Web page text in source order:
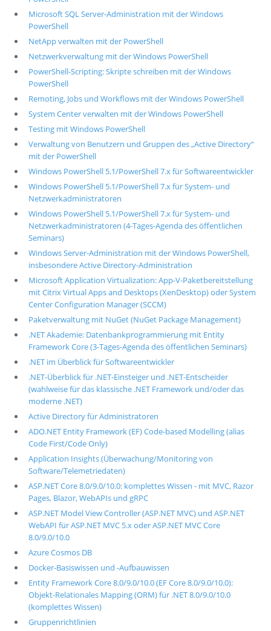
Microsoft SQL Server-Administration mit der Windows
PowerShell
NetApp verwalten mit der PowerShell
Netzwerkverwaltung mit der Windows PowerShell
PowerShell-Scripting: Skripte schreiben mit der Windows
PowerShell
Remoting, Jobs und Workflows mit der Windows PowerShell
System Center verwalten mit der Windows PowerShell
Testing mit Windows PowerShell
Verwaltung von Benutzern und Gruppen des „Active Directory“
mit der PowerShell
Windows PowerShell 5.1/PowerShell 7.x für Softwareentwickler
Windows PowerShell 5.1/PowerShell 7.x für System- und
Netzwerkadministratoren
Windows PowerShell 5.1/PowerShell 7.x für System- und
Netzwerkadministratoren (4-Tages-Agenda des öffentlichen
Seminars)
Windows Server-Administration mit der Windows PowerShell,
insbesondere Active Directory-Administration
Microsoft Application Virtualization: App-V-Paketbereitstellung
mit Citrix Virtual Apps and Desktops (XenDesktop) oder System
Center Configuration Manager (SCCM)
Paketverwaltung mit NuGet (NuGet Package Management)
.NET Akademie: Datenbankprogrammierung mit Entity
Framework Core (3-Tages-Agenda des öffentlichen Seminars)
.NET im Überblick für Softwareentwickler
.NET-Überblick für .NET-Einsteiger und .NET-Entscheider
(wahlweise für das klassische .NET Framework und/oder das
moderne .NET)
Active Directory für Administratoren
ADO.NET Entity Framework (EF) Code-based Modelling (alias
Code First/Code Only)
Application Insights (Überwachung/Monitoring von
Software/Telemetriedaten)
ASP.NET Core 8.0/9.0/10.0: komplettes Wissen - mit MVC, Razor
Pages, Blazor, WebAPIs und gRPC
ASP.NET Model View Controller (ASP.NET MVC) und ASP.NET
WebAPI für ASP.NET MVC 5.x oder ASP.NET MVC Core
8.0/9.0/10.0
Azure Cosmos DB
Docker-Basiswissen und -Aufbauwissen
Entity Framework Core 8.0/9.0/10.0 (EF Core 8.0/9.0/10.0):
Objekt-Relationales Mapping (ORM) für .NET 8.0/9.0/10.0
(komplettes Wissen)
Gruppenrichtlinien